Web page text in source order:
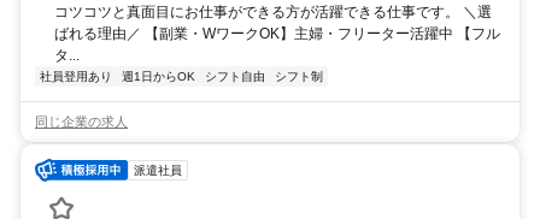
コツコツと真面目にお仕事ができる方が活躍できる仕事です。 ＼選
ばれる理由／ 【副業・WワークOK】主婦・フリーター活躍中 【フル
タ...
社員登用あり 週1日からOK シフト自由 シフト制
同じ企業の求人
派遣社員